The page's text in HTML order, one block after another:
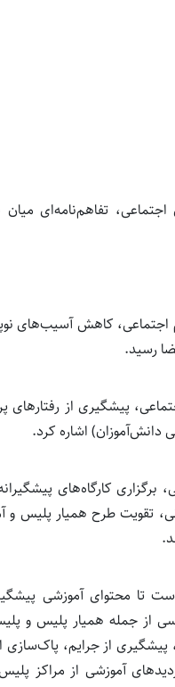
تفاهم‌نامه‌ای میان
اجتماعی، کاهش آسیب‌های
رسید.
پیشگیری از رفتارهای
دانش‌آموزان) اشاره کرد.
کارگاه‌های
تقویت طرح همیار پلیس و
تا محتوای آموزشی
از جمله همیار پلیس و
از جرایم، پاک‌سازی
آموزشی از مراکز